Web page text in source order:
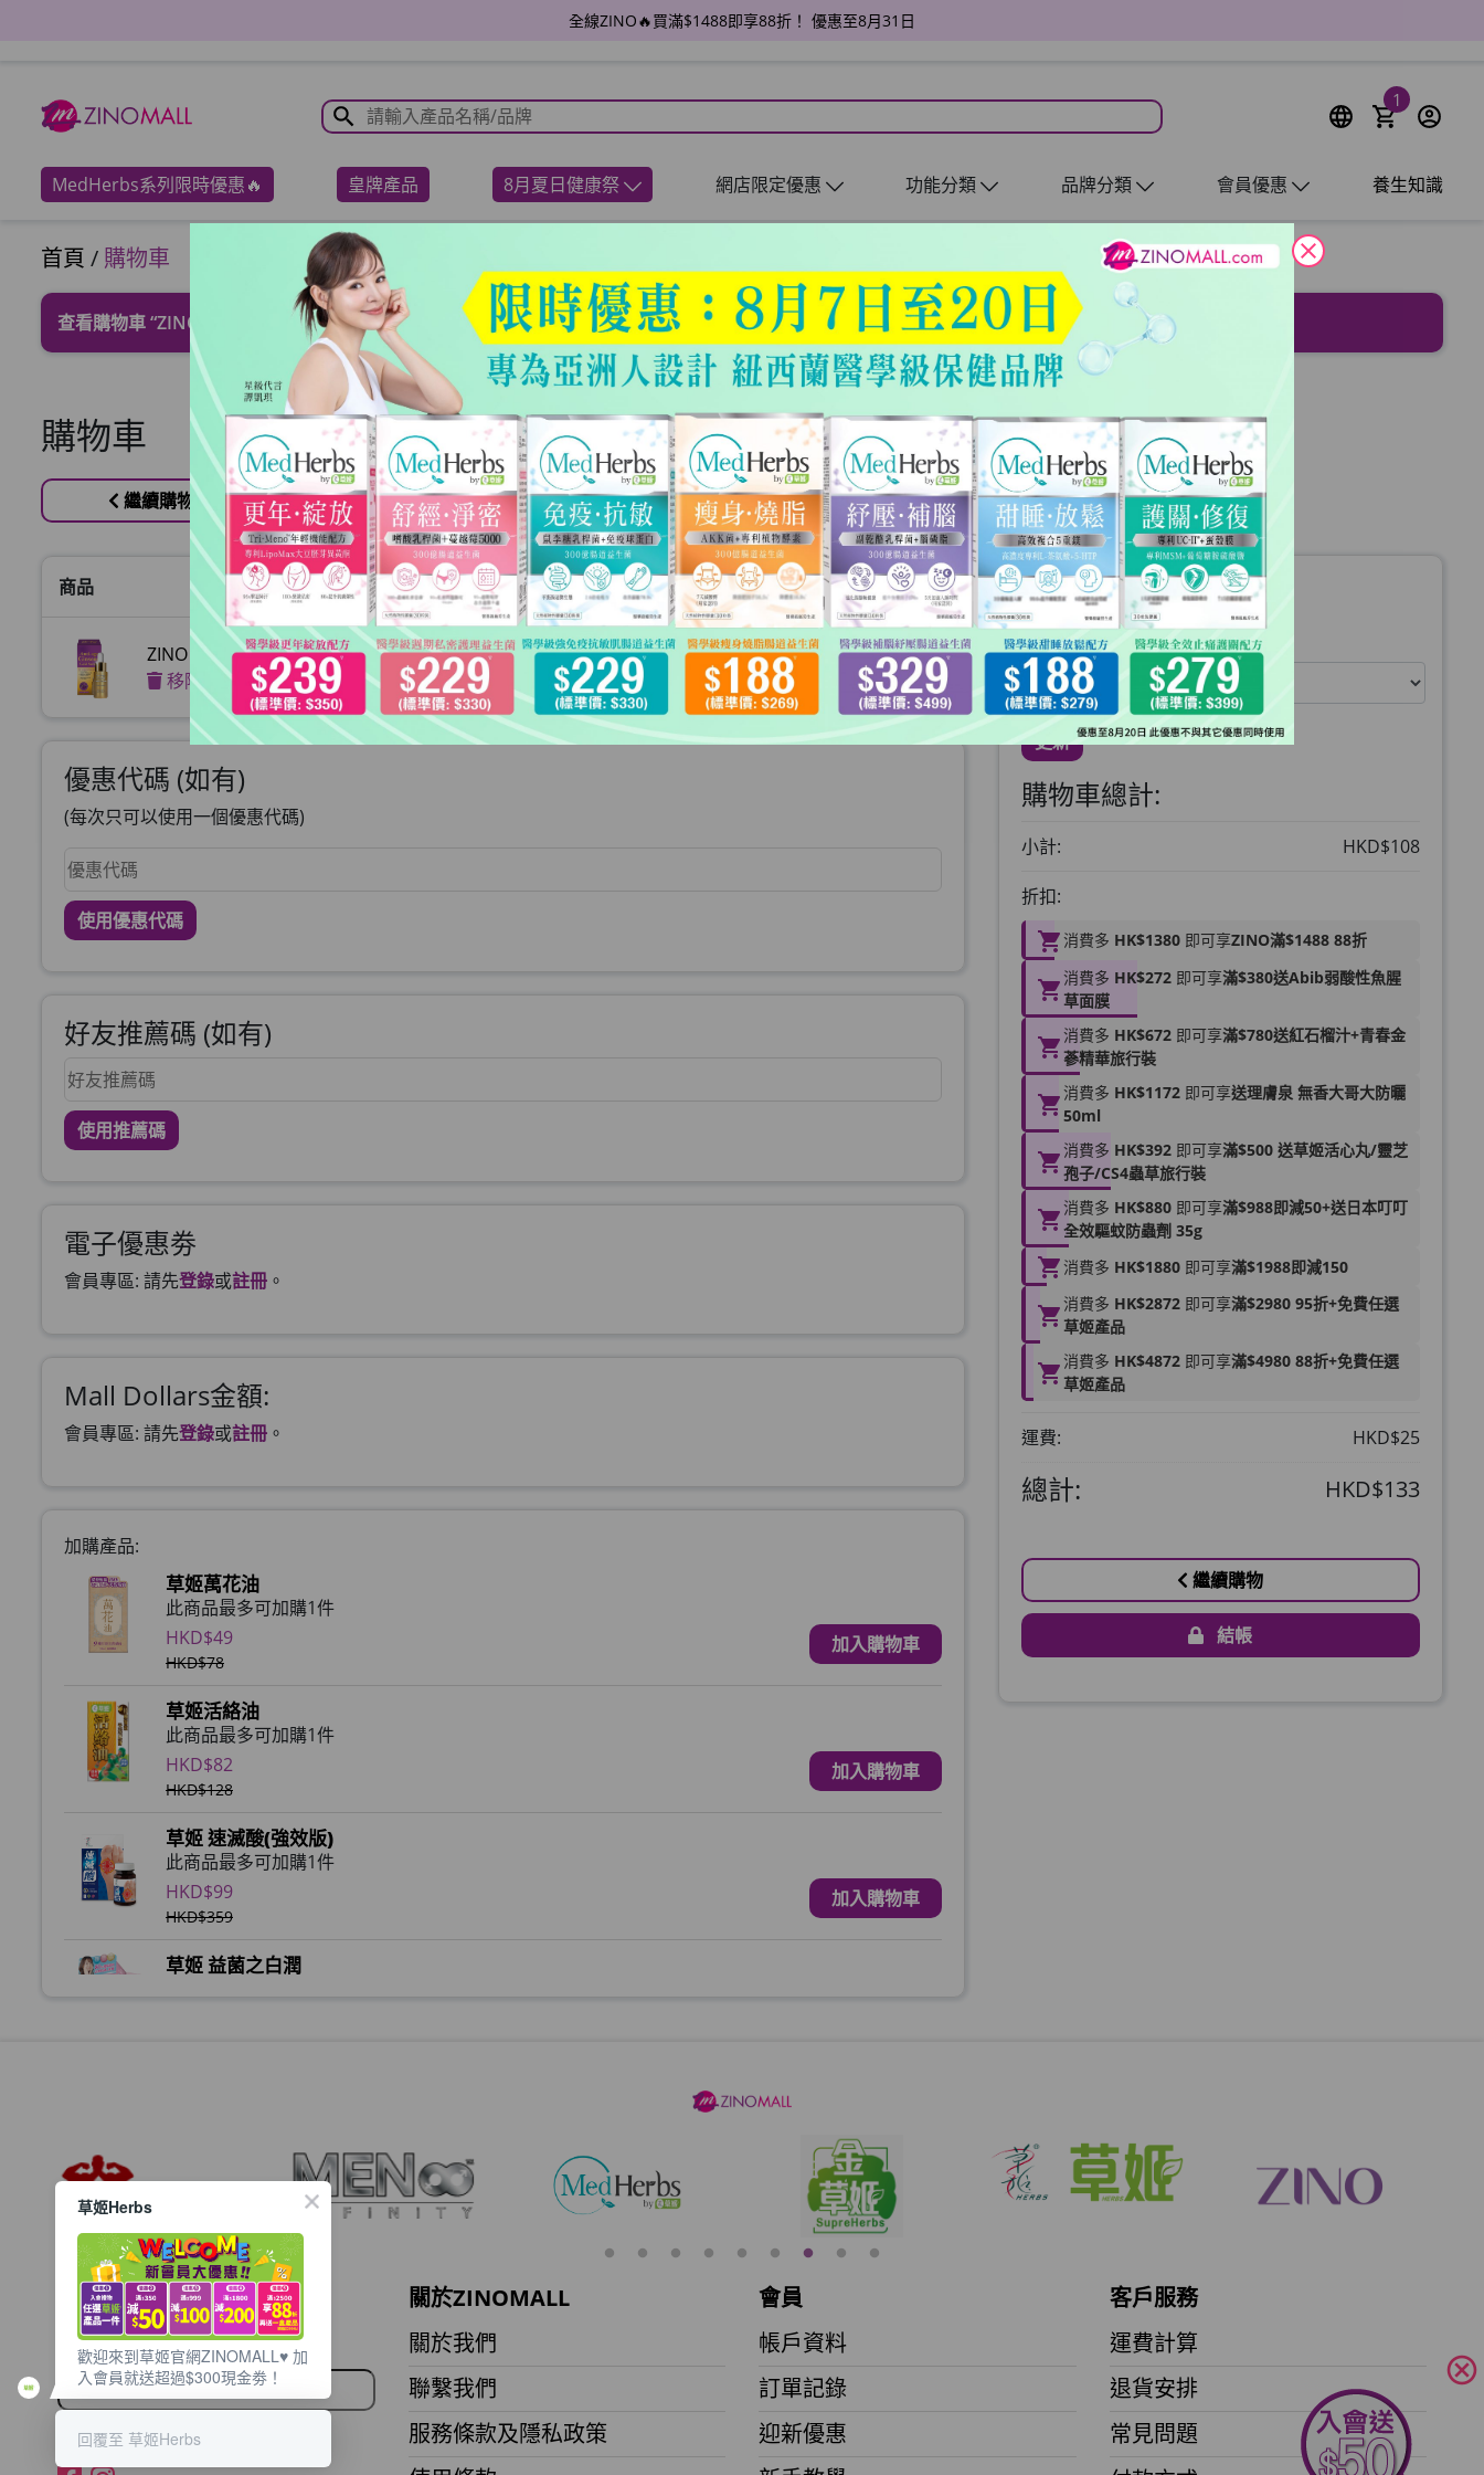
全線ZINO🔥買滿$1488即享88折！ 優惠至8月31日
1
MedHerbs系列限時優惠🔥 皇牌產品 8月夏日健康祭 網店限定優惠 功能分類 品牌分類 會員優惠 養生知識
首頁 / 購物車
查看購物車“ZINO 青春金蔘精華” 已加入您的購物車
購物車
繼續購物 結帳
商品 價格 數量 小計
ZINO 青春金蔘精華
移除
HKD$108 HKD$108
優惠代碼 (如有)
(每次只可以使用一個優惠代碼)
使用優惠代碼
好友推薦碼 (如有)
使用推薦碼
電子優惠劵
會員專區: 請先登錄或註冊 。
Mall Dollars金額:
會員專區: 請先登錄或註冊 。
加購產品:
草姬萬花油
此商品最多可加購1件
HKD$49
HKD$78
加入購物車
草姬活絡油
此商品最多可加購1件
HKD$82
HKD$128
加入購物車
草姬 速滅酸(強效版)
此商品最多可加購1件
HKD$99
HKD$359
加入購物車
草姬 益菌之白潤
加入購物車
男補精力丸5:1 (到期日2028年1月)
此商品最多可加購1件
HKD$169
HKD$449
理膚泉 無香大哥大防曬 50ml (2027年4月)
此商品最多可加購1件
HKD$88
HKD$145
加入購物車
Round Lab 白樺樹水份防曬霜 50ml (到期日2027年2月)
運送地區:
暫時未能提供寄往美國服務
更新
購物車總計:
小計: HKD$108
折扣:
消費多 HK$1380即可享ZINO滿$1488 88折
消費多 HK$272即可享滿$380送Abib弱酸性魚腥
草面膜
消費多 HK$672即可享滿$780送紅石榴汁+青春金
蔘精華旅行裝
消費多 HK$1172即可享送理膚泉 無香大哥大防曬
50ml
消費多 HK$392即可享滿$500 送草姬活心丸/靈芝
孢子/CS4蟲草旅行裝
消費多 HK$880即可享滿$988即減50+送日本叮叮
全效驅蚊防蟲劑 35g
消費多 HK$1880即可享滿$1988即減150
消費多 HK$2872即可享滿$2980 95折+免費任選
草姬產品
消費多 HK$4872即可享滿$4980 88折+免費任選
草姬產品
運費: HKD$25
總計: HKD$133
繼續購物
結帳
想獲取最新的優惠資訊？
立即訂閱電子郵件!
關於ZINOMALL
關於我們
聯繫我們
服務條款及隱私政策
會員
帳戶資料
訂單記錄
迎新優惠
客戶服務
運費計算
退貨安排
常見問題
close
cancel
草姬Herbs
歡迎來到草姬官網ZINOMALL♥️ 加
入會員就送超過$300現金劵！
回覆至 草姬Herbs